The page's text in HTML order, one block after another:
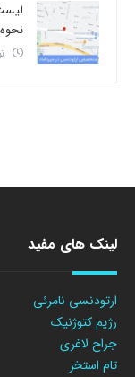
لینک های مفید
ارتودنسی نامرئی
رژیم کتوژنیک
جراح لاغری
تام استخر